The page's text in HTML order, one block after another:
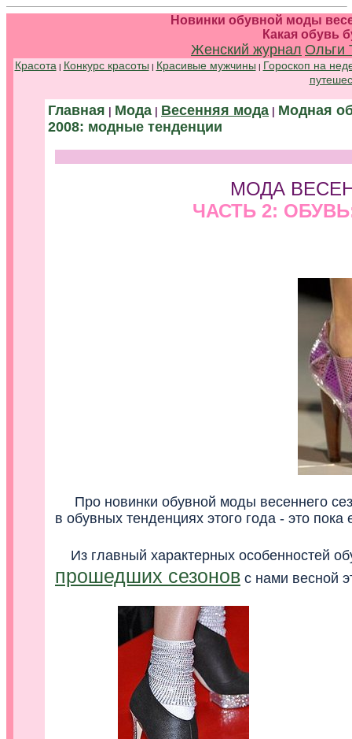
Новинки обувной моды
Какая обувь
Женский журнал Ольги
Красота | Конкурс красоты | Красивые мужчины | Гороскоп на
Главная Мода Весенняя мода
Модная
2008: модные тенденции
МОДА
ЧАСТЬ 2:
Про новинки обувной моды весеннего
в обувных тенденциях этого года - это
Из главный характерных особенностей
прошедших сезонов с нами весной